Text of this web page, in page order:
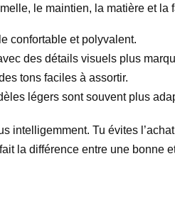
le maintien, la matière et la
confortable et polyvalent.
des détails visuels plus
tons faciles à assortir.
légers sont souvent plus
intelligemment. Tu évites
la différence entre une bonne